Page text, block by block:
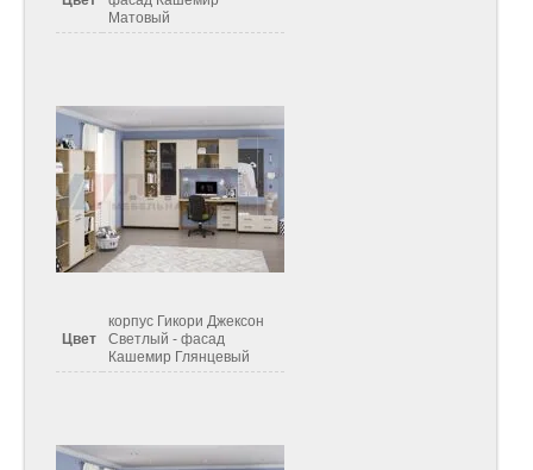
Матовый
Цвет
корпус Гикори Джексон
Светлый - фасад
Кашемир Глянцевый